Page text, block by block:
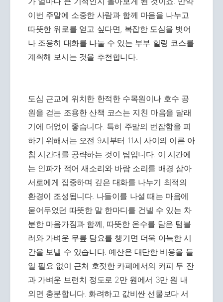
이번 주말에 소중한 사람과 함께 마음을 나누고
따뜻한 위로를 얻고 싶다면, 복잡한 도심을 벗어
나 조용히 대화를 나눌 수 있는 부부 힐링 코스를
계획해 보시는 것을 추천합니다.
도심 근교에 위치한 한적한 수목원이나 호수 공
원을 걷는 조용한 산책 코스는 지친 마음을 달래
기에 더없이 좋습니다. 특히 주말의 번잡함을 피
하기 위해서는 오전 9시부터 11시 사이의 이른 아
침 시간대를 공략하는 것이 팁입니다. 이 시간에
는 인파가 적어 새소리와 바람 소리를 배경 삼아
서로에게 집중하며 깊은 대화를 나누기 최적의
환경이 조성됩니다. 나들이를 나설 때는 마음에
묻어두었던 따뜻한 말 한마디를 건넬 수 있는 차
분한 마음가짐과 함께, 따뜻한 온수를 담은 텀블
러와 가벼운 무릎 담요를 챙기면 더욱 아늑한 시
간을 보낼 수 있습니다. 예산은 대단한 비용을 들
일 필요 없이 근처 호젓한 카페에서의 커피 두 잔
과 가벼운 브런치 정도로 2만 원에서 3만 원 내
외면 충분합니다. 화려하고 값비싼 선물보다 서